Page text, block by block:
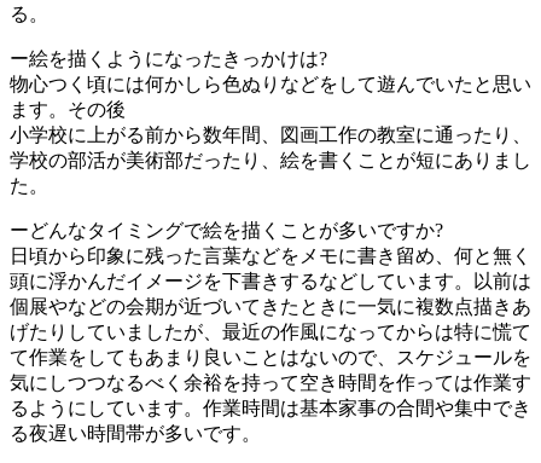
る。
ー絵を描くようになったきっかけは?
物心つく頃には何かしら色ぬりなどをして遊んでいたと思い
ます。その後
小学校に上がる前から数年間、図画工作の教室に通ったり、
学校の部活が美術部だったり、絵を書くことが短にありまし
た。
ーどんなタイミングで絵を描くことが多いですか?
日頃から印象に残った言葉などをメモに書き留め、何と無く
頭に浮かんだイメージを下書きするなどしています。以前は
個展やなどの会期が近づいてきたときに一気に複数点描きあ
げたりしていましたが、最近の作風になってからは特に慌て
て作業をしてもあまり良いことはないので、スケジュールを
気にしつつなるべく余裕を持って空き時間を作っては作業す
るようにしています。作業時間は基本家事の合間や集中でき
る夜遅い時間帯が多いです。